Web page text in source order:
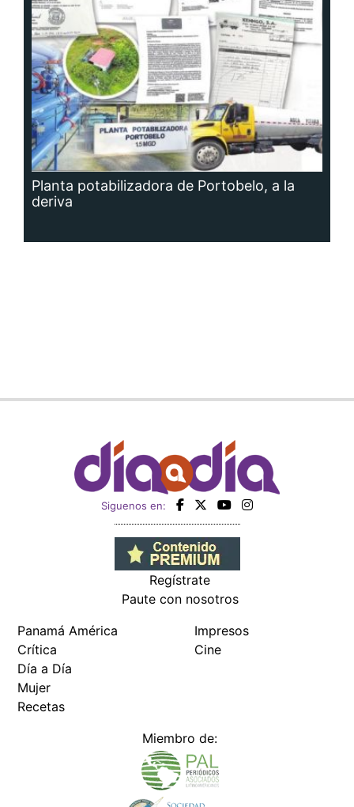
Planta potabilizadora de Portobelo, a la
deriva
Siguenos en:
Regístrate
Paute con nosotros
Panamá América
Crítica
Día a Día
Mujer
Recetas
Impresos
Cine
Miembro de: